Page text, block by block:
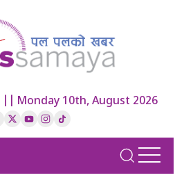
|| Monday 10th, August 2026